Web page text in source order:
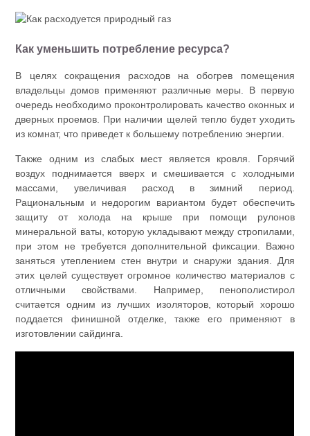
Как уменьшить потребление ресурса?
В целях сокращения расходов на обогрев помещения
владельцы домов применяют различные меры. В первую
очередь необходимо проконтролировать качество оконных и
дверных проемов. При наличии щелей тепло будет уходить
из комнат, что приведет к большему потреблению энергии.
Также одним из слабых мест является кровля. Горячий
воздух поднимается вверх и смешивается с холодными
массами, увеличивая расход в зимний период.
Рациональным и недорогим вариантом будет обеспечить
защиту от холода на крыше при помощи рулонов
минеральной ваты, которую укладывают между стропилами,
при этом не требуется дополнительной фиксации. Важно
заняться утеплением стен внутри и снаружи здания. Для
этих целей существует огромное количество материалов с
отличными свойствами. Например, пенополистирол
считается одним из лучших изоляторов, который хорошо
поддается финишной отделке, также его применяют в
изготовлении сайдинга.